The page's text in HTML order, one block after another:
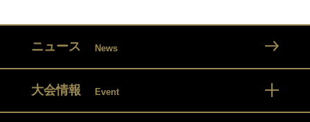
ニュース News
大会情報 Event